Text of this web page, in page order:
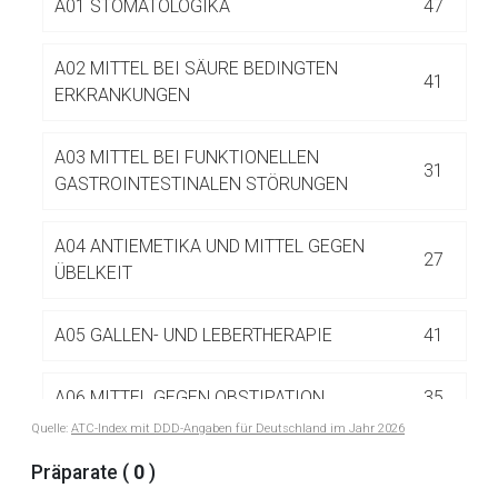
A01 STOMATOLOGIKA 47
A02 MITTEL BEI SÄURE BEDINGTEN
ERKRANKUNGEN
41
A03 MITTEL BEI FUNKTIONELLEN
GASTROINTESTINALEN STÖRUNGEN
31
A04 ANTIEMETIKA UND MITTEL GEGEN
ÜBELKEIT
27
A05 GALLEN- UND LEBERTHERAPIE 41
A06 MITTEL GEGEN OBSTIPATION 35
A06A MITTEL GEGEN OBSTIPATION
Quelle: ATC-Index mit DDD-Angaben für Deutschland im Jahr 2026
Präparate ( 0 )